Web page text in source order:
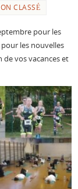
CLASSÉ
pour les
les nouvelles
vos vacances et